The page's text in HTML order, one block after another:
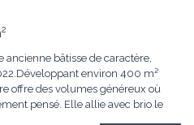
2
ancienne bâtisse de caractère,
environ 400 m²
offre des volumes généreux où
pensé. Elle allie avec brio le